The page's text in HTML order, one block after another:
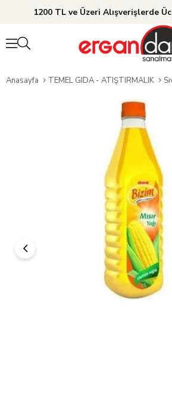
1200 TL ve Üzeri Alışverişlerde
Anasayfa TEMEL GIDA - ATIŞTIRMALIK